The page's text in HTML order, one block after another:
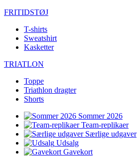
FRITIDSTØJ
T-shirts
Sweatshirt
Kasketter
TRIATLON
Toppe
Triathlon dragter
Shorts
Sommer 2026
Team-replikaer
Særlige udgaver
Udsalg
Gavekort